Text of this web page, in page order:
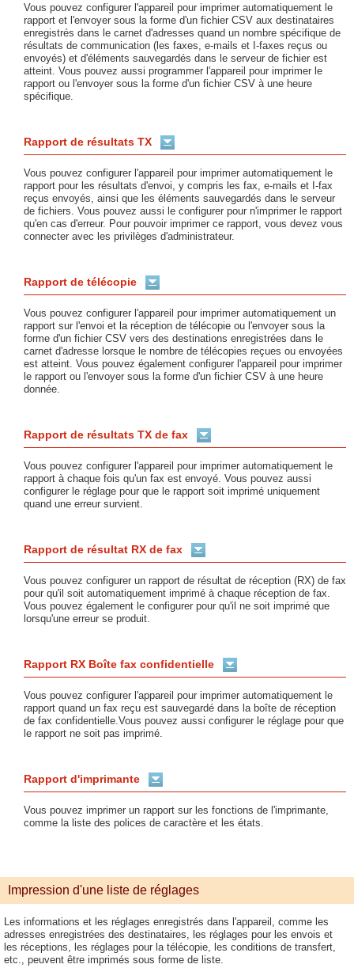
Vous pouvez configurer l'appareil pour imprimer automatiquement le
rapport et l'envoyer sous la forme d'un fichier CSV aux destinataires
enregistrés dans le carnet d'adresses quand un nombre spécifique de
résultats de communication (les faxes, e-mails et I-faxes reçus ou
envoyés) et d'éléments sauvegardés dans le serveur de fichier est
atteint. Vous pouvez aussi programmer l'appareil pour imprimer le
rapport ou l'envoyer sous la forme d'un fichier CSV à une heure
spécifique.
Rapport de résultats TX
Vous pouvez configurer l'appareil pour imprimer automatiquement le
rapport pour les résultats d'envoi, y compris les fax, e-mails et I-fax
reçus envoyés, ainsi que les éléments sauvegardés dans le serveur
de fichiers. Vous pouvez aussi le configurer pour n'imprimer le rapport
qu'en cas d'erreur. Pour pouvoir imprimer ce rapport, vous devez vous
connecter avec les privilèges d'administrateur.
Rapport de télécopie
Vous pouvez configurer l'appareil pour imprimer automatiquement un
rapport sur l'envoi et la réception de télécopie ou l'envoyer sous la
forme d'un fichier CSV vers des destinations enregistrées dans le
carnet d'adresse lorsque le nombre de télécopies reçues ou envoyées
est atteint. Vous pouvez également configurer l'appareil pour imprimer
le rapport ou l'envoyer sous la forme d'un fichier CSV à une heure
donnée.
Rapport de résultats TX de fax
Vous pouvez configurer l'appareil pour imprimer automatiquement le
rapport à chaque fois qu'un fax est envoyé. Vous pouvez aussi
configurer le réglage pour que le rapport soit imprimé uniquement
quand une erreur survient.
Rapport de résultat RX de fax
Vous pouvez configurer un rapport de résultat de réception (RX) de fax
pour qu'il soit automatiquement imprimé à chaque réception de fax.
Vous pouvez également le configurer pour qu'il ne soit imprimé que
lorsqu'une erreur se produit.
Rapport RX Boîte fax confidentielle
Vous pouvez configurer l'appareil pour imprimer automatiquement le
rapport quand un fax reçu est sauvegardé dans la boîte de réception
de fax confidentielle.Vous pouvez aussi configurer le réglage pour que
le rapport ne soit pas imprimé.
Rapport d'imprimante
Vous pouvez imprimer un rapport sur les fonctions de l'imprimante,
comme la liste des polices de caractère et les états.
Impression d'une liste de réglages
Les informations et les réglages enregistrés dans l'appareil, comme les
adresses enregistrées des destinataires, les réglages pour les envois et
les réceptions, les réglages pour la télécopie, les conditions de transfert,
etc., peuvent être imprimés sous forme de liste.